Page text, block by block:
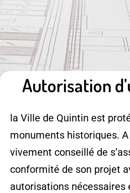
Autorisation
la Ville de Quintin est
monuments historiques.
vivement conseillé de
conformité de son projet
autorisations nécessaires